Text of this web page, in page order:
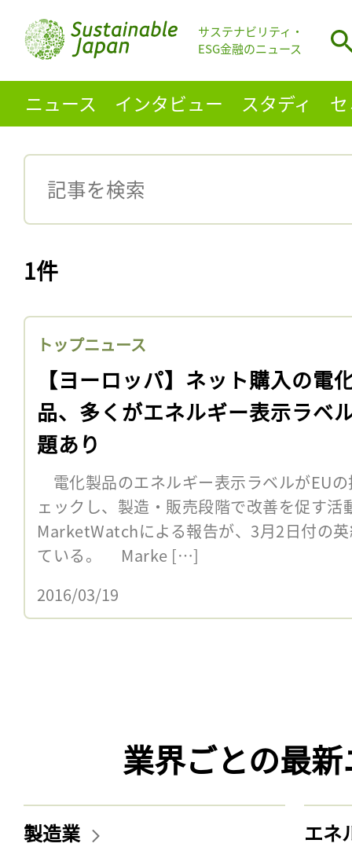
サステナビリティ・
ESG金融のニュース
ニュース インタビュー スタディ
1件
トップニュース
【ヨーロッパ】ネット購入の電
品、多くがエネルギー表示ラベ
題あり
電化製品のエネルギー表示ラベルがEU
ェックし、製造・販売段階で改善を促す活
MarketWatchによる報告が、3月2日付の
ている。 Marke […]
2016/03/19
業界ごとの最
製造業 エネ